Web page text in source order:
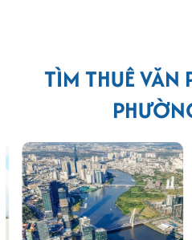
TÌM THUÊ VĂN